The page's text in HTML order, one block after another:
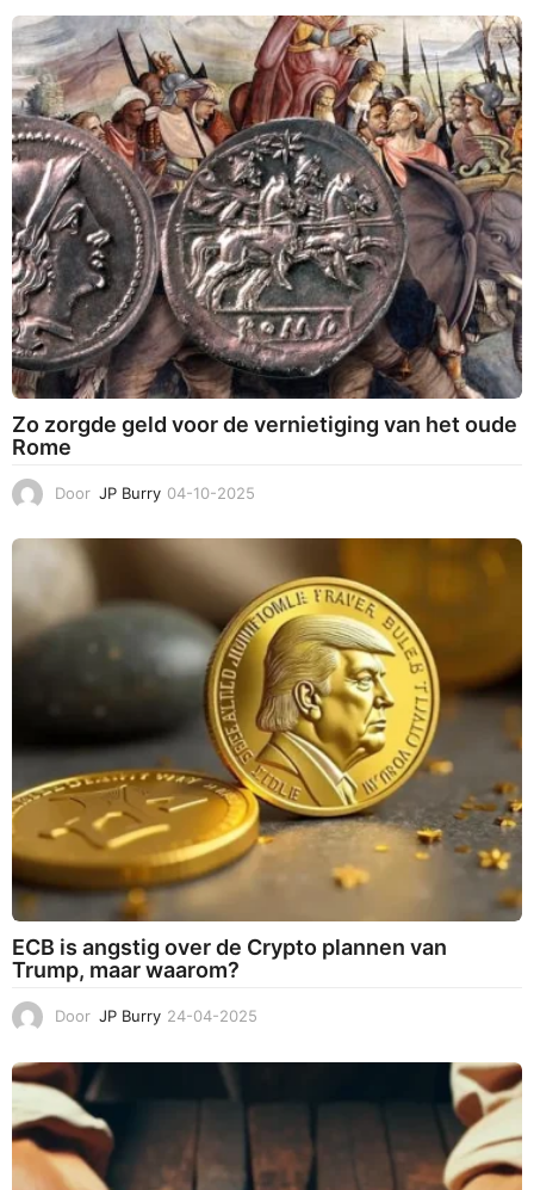
-
1
2
-
2
0
2
5
Zo zorgde geld voor de vernietiging van het oude
Rome
Door JP Burry 04-10-2025
-
-
2
5
ECB is angstig over de Crypto plannen van
Trump, maar waarom?
Door JP Burry 24-04-2025
-
4
2
0